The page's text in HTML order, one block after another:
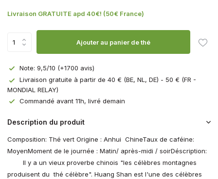
Livraison GRATUITE apd 40€! (50€ France)
Ajouter au panier de thé
Note: 9,5/10 (+1700 avis)
Livraison gratuite à partir de 40 € (BE, NL, DE) - 50 € (FR -
MONDIAL RELAY)
Commandé avant 11h, livré demain
Description du produit
Composition: Thé vert Origine : Anhui ChineTaux de caféine:
MoyenMoment de le journée : Matin/ après-midi / soirDéscription:
Il y a un vieux proverbe chinois "les célèbres montagnes
produisent du thé célèbre". Huang Shan est l'une des célèbres